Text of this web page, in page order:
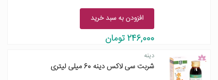
افزودن به سبد خرید
246,000 تومان
دینه
شربت سی لاکس دینه 60 میلی لیتری